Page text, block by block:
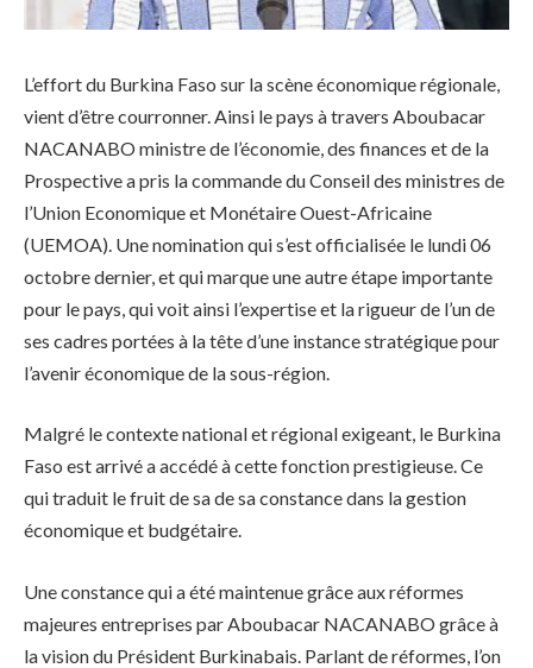
L’effort du Burkina Faso sur la scène économique régionale,
vient d’être courronner. Ainsi le pays à travers Aboubacar
NACANABO ministre de l’économie, des finances et de la
Prospective a pris la commande du Conseil des ministres de
l’Union Economique et Monétaire Ouest-Africaine
(UEMOA). Une nomination qui s’est officialisée le lundi 06
octobre dernier, et qui marque une autre étape importante
pour le pays, qui voit ainsi l’expertise et la rigueur de l’un de
ses cadres portées à la tête d’une instance stratégique pour
l’avenir économique de la sous-région.
Malgré le contexte national et régional exigeant, le Burkina
Faso est arrivé a accédé à cette fonction prestigieuse. Ce
qui traduit le fruit de sa de sa constance dans la gestion
économique et budgétaire.
Une constance qui a été maintenue grâce aux réformes
majeures entreprises par Aboubacar NACANABO grâce à
la vision du Président Burkinabais. Parlant de réformes, l’on